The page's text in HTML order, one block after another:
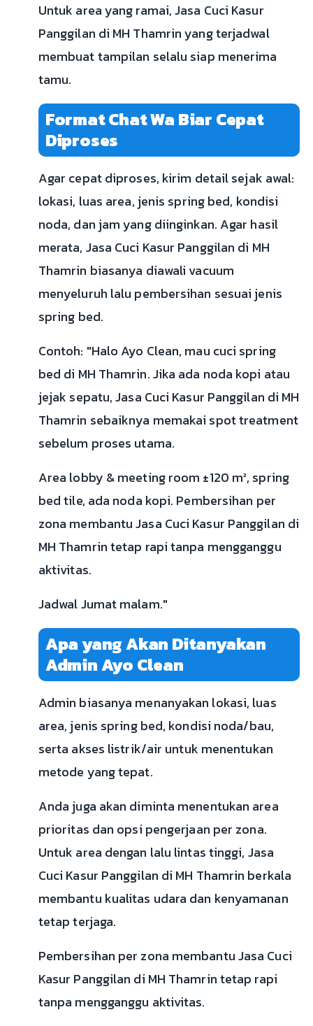
Untuk area yang ramai, Jasa Cuci Kasur
Panggilan di MH Thamrin yang terjadwal
membuat tampilan selalu siap menerima
tamu.
Format Chat Wa Biar Cepat
Diproses
Agar cepat diproses, kirim detail sejak awal:
lokasi, luas area, jenis spring bed, kondisi
noda, dan jam yang diinginkan. Agar hasil
merata, Jasa Cuci Kasur Panggilan di MH
Thamrin biasanya diawali vacuum
menyeluruh lalu pembersihan sesuai jenis
spring bed.
Contoh: "Halo Ayo Clean, mau cuci spring
bed di MH Thamrin. Jika ada noda kopi atau
jejak sepatu, Jasa Cuci Kasur Panggilan di MH
Thamrin sebaiknya memakai spot treatment
sebelum proses utama.
Area lobby & meeting room ±120 m², spring
bed tile, ada noda kopi. Pembersihan per
zona membantu Jasa Cuci Kasur Panggilan di
MH Thamrin tetap rapi tanpa mengganggu
aktivitas.
Jadwal Jumat malam."
Apa yang Akan Ditanyakan
Admin Ayo Clean
Admin biasanya menanyakan lokasi, luas
area, jenis spring bed, kondisi noda/bau,
serta akses listrik/air untuk menentukan
metode yang tepat.
Anda juga akan diminta menentukan area
prioritas dan opsi pengerjaan per zona.
Untuk area dengan lalu lintas tinggi, Jasa
Cuci Kasur Panggilan di MH Thamrin berkala
membantu kualitas udara dan kenyamanan
tetap terjaga.
Pembersihan per zona membantu Jasa Cuci
Kasur Panggilan di MH Thamrin tetap rapi
tanpa mengganggu aktivitas.